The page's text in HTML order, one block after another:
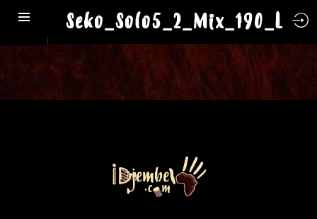
Seko_Solo5_2_Mix_190_L